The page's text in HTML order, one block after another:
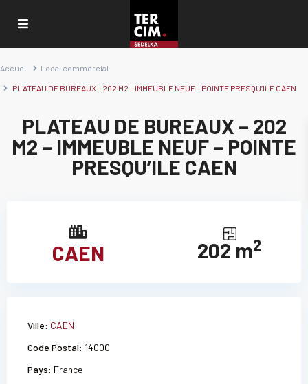
Accueil Local commercial
PLATEAU DE BUREAUX – 202 M2 – IMMEUBLE NEUF – POINTE PRESQU’ILE CAEN
PLATEAU DE BUREAUX – 202
M2 – IMMEUBLE NEUF – POINTE
PRESQU’ILE CAEN
CAEN 202 m2
Ville: CAEN
Code Postal: 14000
Pays: France